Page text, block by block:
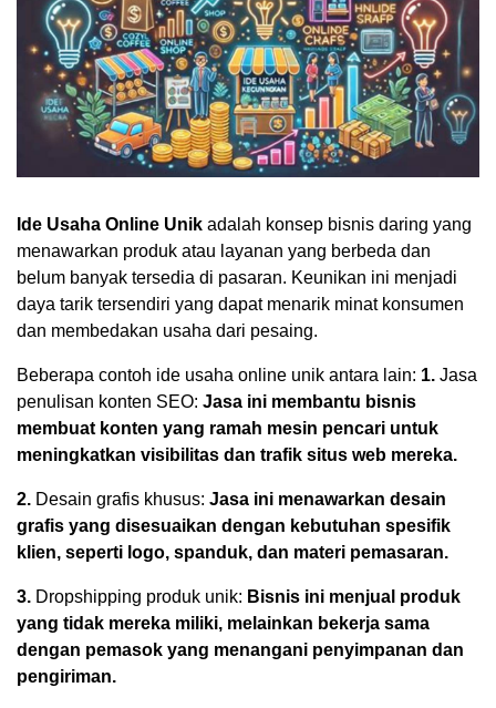
Ide Usaha Online Unik adalah konsep bisnis daring yang
menawarkan produk atau layanan yang berbeda dan
belum banyak tersedia di pasaran. Keunikan ini menjadi
daya tarik tersendiri yang dapat menarik minat konsumen
dan membedakan usaha dari pesaing.
Beberapa contoh ide usaha online unik antara lain: 1. Jasa
penulisan konten SEO: Jasa ini membantu bisnis
membuat konten yang ramah mesin pencari untuk
meningkatkan visibilitas dan trafik situs web mereka.
2. Desain grafis khusus: Jasa ini menawarkan desain
grafis yang disesuaikan dengan kebutuhan spesifik
klien, seperti logo, spanduk, dan materi pemasaran.
3. Dropshipping produk unik: Bisnis ini menjual produk
yang tidak mereka miliki, melainkan bekerja sama
dengan pemasok yang menangani penyimpanan dan
pengiriman.